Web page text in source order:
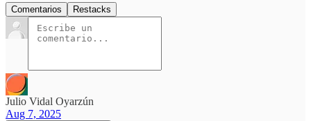
Comentarios Restacks
Julio Vidal Oyarzún
Aug 7, 2025